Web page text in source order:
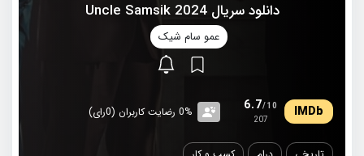
دانلود سریال 2024 Uncle Samsik
عمو سام شیک
6.7/10
207
0% رضایت کاربران (0رای)